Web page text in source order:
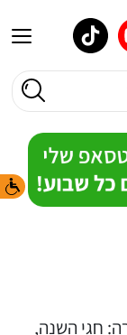
חגי השנה,